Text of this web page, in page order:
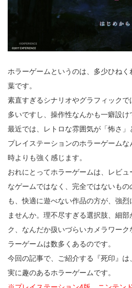
ホラーゲームというのは、多少ひね
葉です。
素直すぎるシナリオやグラフィック
多いですし、操作性なんかも一癖設け
最近では、レトロな雰囲気が「怖さ
プレイステーションのホラーゲーム
時よりも強く感じます。
おれにとってホラーゲームは、レビ
なゲームではなく、完全ではないも
も、快適に遊べない作品の方が、強
ませんか。理不尽すぎる選択肢、細
ク、なんだか扱いづらいカメラワー
ラーゲームは数多くあるのです。
今回の記事で、ご紹介する『死印』は
実に趣のあるホラーゲームです。